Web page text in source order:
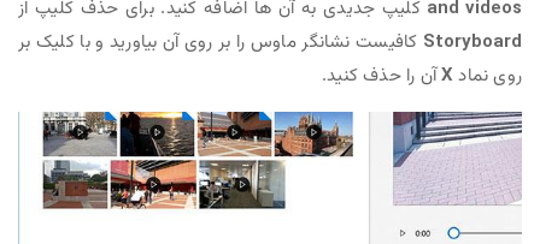
and videos کلیپ جدیدی به آن ها اضافه کنید. برای حذف کلیپ از
Storyboard کافیست نشانگر ماوس را بر روی آن بیاورید و با کلیک بر
روی نماد Xآن را حذف کنید.